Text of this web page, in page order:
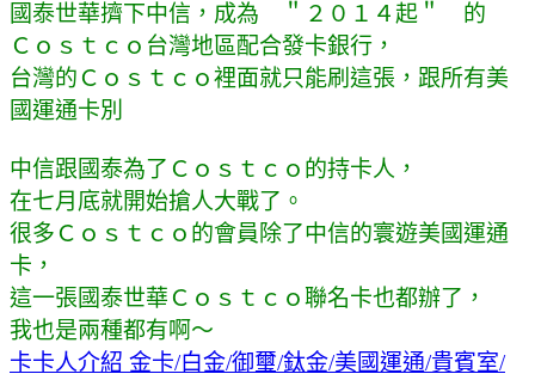
國泰世華擠下中信，成為 ＂２０１４起＂ 的
Ｃｏｓｔｃｏ台灣地區配合發卡銀行，
台灣的Ｃｏｓｔｃｏ裡面就只能刷這張，跟所有美
國運通卡別
中信跟國泰為了Ｃｏｓｔｃｏ的持卡人，
在七月底就開始搶人大戰了。
很多Ｃｏｓｔｃｏ的會員除了中信的寰遊美國運通
卡，
這一張國泰世華Ｃｏｓｔｃｏ聯名卡也都辦了，
我也是兩種都有啊～
卡卡人介紹 金卡/白金/御璽/鈦金/美國運通/貴賓室/